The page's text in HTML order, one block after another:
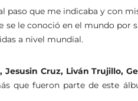
paso que me indicaba y con
se le conoció en el mundo por
a nivel mundial.
Jesusin Cruz, Liván Trujillo,
que fueron parte de este